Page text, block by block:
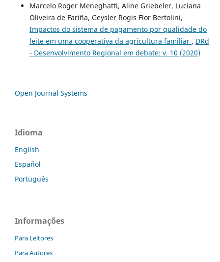
Marcelo Roger Meneghatti, Aline Griebeler, Luciana
Oliveira de Fariña, Geysler Rogis Flor Bertolini,
Impactos do sistema de pagamento por qualidade do
leite em uma cooperativa da agricultura familiar , DRd
- Desenvolvimento Regional em debate: v. 10 (2020)
Open Journal Systems
Idioma
English
Español
Português
Informações
Para Leitores
Para Autores